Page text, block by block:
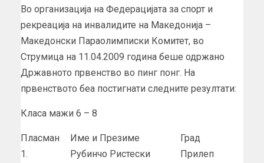
Во организација на Федерацијата за спорт и
рекреација на инвалидите на Македонија –
Македонски Параолимписки Комитет, во
Струмица на 11.04.2009 година беше одржано
Државното првенство во пинг понг. На
првенството беа постигнати следните резултати:
Класа мажи 6 – 8
Пласман Име и Презиме
Град
1.
Рубинчо Ристески
Прилеп